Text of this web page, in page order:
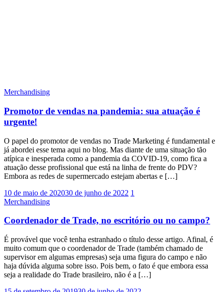
Merchandising
Promotor de vendas na pandemia: sua atuação é
urgente!
O papel do promotor de vendas no Trade Marketing é fundamental e
já abordei esse tema aqui no blog. Mas diante de uma situação tão
atípica e inesperada como a pandemia da COVID-19, como fica a
atuação desse profissional que está na linha de frente do PDV?
Embora as redes de supermercado estejam abertas e […]
10 de maio de 202030 de junho de 2022 1
Merchandising
Coordenador de Trade, no escritório ou no campo?
É provável que você tenha estranhado o título desse artigo. Afinal, é
muito comum que o coordenador de Trade (também chamado de
supervisor em algumas empresas) seja uma figura do campo e não
haja dúvida alguma sobre isso. Pois bem, o fato é que embora essa
seja a realidade do Trade brasileiro, não é a […]